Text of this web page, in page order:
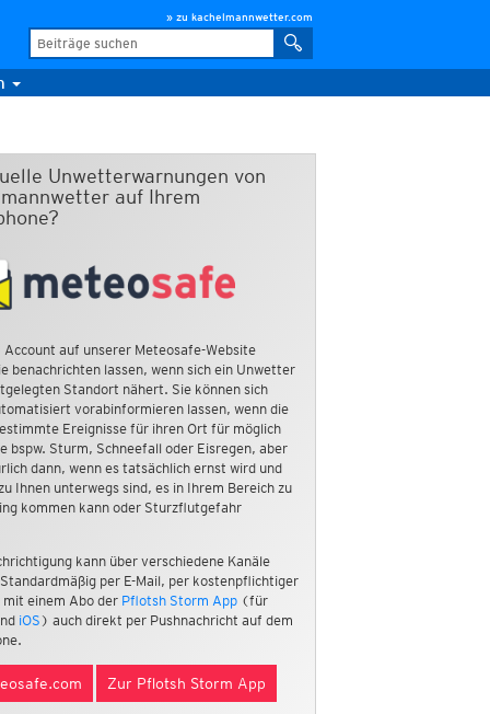
» zu kachelmannwetter.com
Unwetterwarnungen von
auf Ihrem
Account auf unserer Meteosafe-Website
benachrichten lassen, wenn sich ein Unwetter
Standort nähert. Sie können sich
vorabinformieren lassen, wenn die
Ereignisse für ihren Ort für möglich
bspw. Sturm, Schneefall oder Eisregen, aber
dann, wenn es tatsächlich ernst wird und
Ihnen unterwegs sind, es in Ihrem Bereich zu
kommen kann oder Sturzflutgefahr
kann über verschiedene Kanäle
per E-Mail, per kostenpflichtiger
mit einem Abo der Pflotsh Storm App(für
iOS ) auch direkt per Pushnachricht auf dem
Zur Pflotsh Storm App